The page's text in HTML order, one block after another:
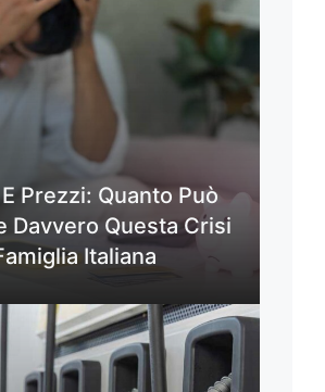
Prezzi: Quanto Può
Davvero Questa Crisi
Italiana